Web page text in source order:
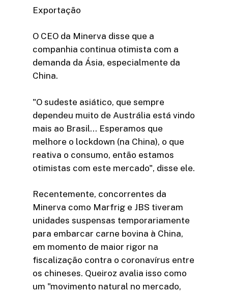
Exportação
O CEO da Minerva disse que a
companhia continua otimista com a
demanda da Ásia, especialmente da
China.
"O sudeste asiático, que sempre
dependeu muito de Austrália está vindo
mais ao Brasil… Esperamos que
melhore o lockdown (na China), o que
reativa o consumo, então estamos
otimistas com este mercado", disse ele.
Recentemente, concorrentes da
Minerva como Marfrig e JBS tiveram
unidades suspensas temporariamente
para embarcar carne bovina à China,
em momento de maior rigor na
fiscalização contra o coronavírus entre
os chineses. Queiroz avalia isso como
um "movimento natural no mercado,